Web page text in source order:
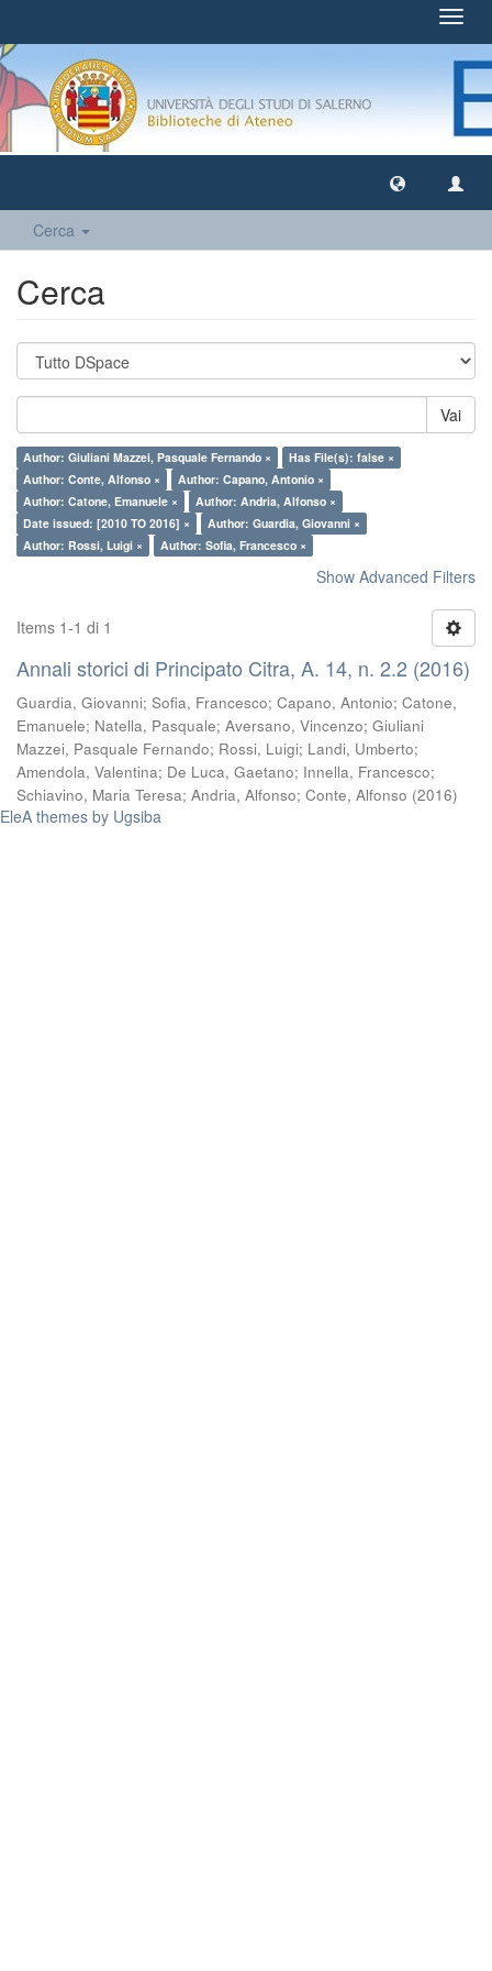
Cerca
Cerca
Vai
Author: Giuliani Mazzei, Pasquale Fernando ×
Has File(s): false ×
Author: Conte, Alfonso ×
Author: Capano, Antonio ×
Author: Catone, Emanuele ×
Author: Andria, Alfonso ×
Date issued: [2010 TO 2016] ×
Author: Guardia, Giovanni ×
Author: Rossi, Luigi ×
Author: Sofia, Francesco ×
Show Advanced Filters
Items 1-1 di 1
Annali storici di Principato Citra, A. 14, n. 2.2 (2016)
Guardia, Giovanni; Sofia, Francesco; Capano, Antonio; Catone,
Emanuele; Natella, Pasquale; Aversano, Vincenzo; Giuliani
Mazzei, Pasquale Fernando; Rossi, Luigi; Landi, Umberto;
Amendola, Valentina; De Luca, Gaetano; Innella, Francesco;
Schiavino, Maria Teresa; Andria, Alfonso; Conte, Alfonso (2016)
EleA themes by Ugsiba